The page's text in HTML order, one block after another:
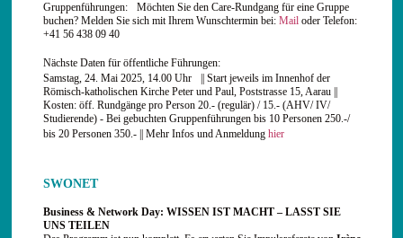
Gruppenführungen: Möchten Sie den Care-Rundgang für eine Gruppe
buchen? Melden Sie sich mit Ihrem Wunschtermin bei: Mailoder Telefon:
+41 56 438 09 40
Nächste Daten für öffentliche Führungen:
Samstag, 24. Mai 2025, 14.00 Uhr || Start jeweils im Innenhof der
Römisch-katholischen Kirche Peter und Paul, Poststrasse 15, Aarau ||
Kosten: öff. Rundgänge pro Person 20.- (regulär) / 15.- (AHV/ IV/
Studierende) - Bei gebuchten Gruppenführungen bis 10 Personen 250.-/
bis 20 Personen 350.- || Mehr Infos und Anmeldung hier
SWONET
Business & Network Day: WISSEN IST MACHT – LASST SIE
UNS TEILEN